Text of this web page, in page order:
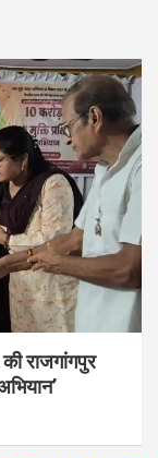
की राजगांगपुर